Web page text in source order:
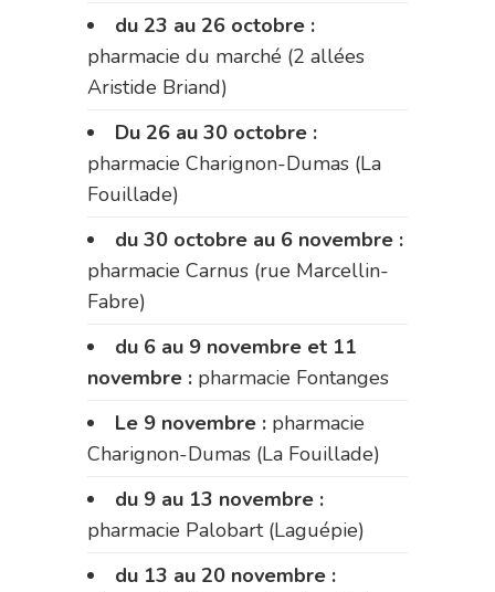
du 23 au 26 octobre :
pharmacie du marché (2 allées
Aristide Briand)
Du 26 au 30 octobre :
pharmacie Charignon-Dumas (La
Fouillade)
du 30 octobre au 6 novembre :
pharmacie Carnus (rue Marcellin-
Fabre)
du 6 au 9 novembre et 11
novembre : pharmacie Fontanges
Le 9 novembre : pharmacie
Charignon-Dumas (La Fouillade)
du 9 au 13 novembre :
pharmacie Palobart (Laguépie)
du 13 au 20 novembre :